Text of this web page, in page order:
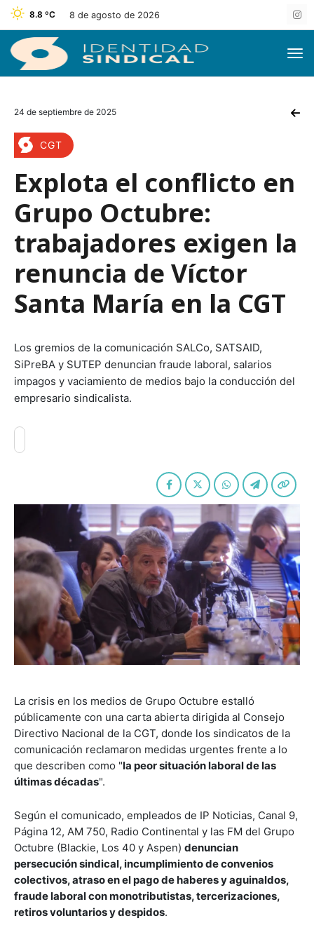
8.8 ºC 8 de agosto de 2026
24 de septiembre de 2025
CGT
Explota el conflicto en
Grupo Octubre:
trabajadores exigen la
renuncia de Víctor
Santa María en la CGT
Los gremios de la comunicación SALCo, SATSAID,
SiPreBA y SUTEP denuncian fraude laboral, salarios
impagos y vaciamiento de medios bajo la conducción del
empresario sindicalista.
La crisis en los medios de Grupo Octubre estalló
públicamente con una carta abierta dirigida al Consejo
Directivo Nacional de la CGT, donde los sindicatos de la
comunicación reclamaron medidas urgentes frente a lo
que describen como "la peor situación laboral de las
últimas décadas".
Según el comunicado, empleados de IP Noticias, Canal 9,
Página 12, AM 750, Radio Continental y las FM del Grupo
Octubre (Blackie, Los 40 y Aspen) denuncian
persecución sindical, incumplimiento de convenios
colectivos, atraso en el pago de haberes y aguinaldos,
fraude laboral con monotributistas, tercerizaciones,
retiros voluntarios y despidos.